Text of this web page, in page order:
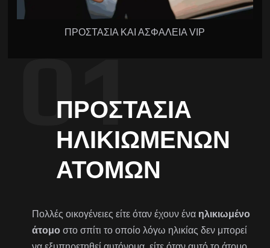
ΠΡΟΣΤΑΣΙΑ ΚΑΙ ΑΣΦΑΛΕΙΑ VIP
ΠΡΟΣΤΑΣΊΑ
ΗΛΙΚΙΩΜΈΝΩΝ
ΑΤΌΜΩΝ
Πολλές οικογένειες είτε όταν έχουν ένα ηλικιωμένο
άτομο στο σπίτι το οποίο λόγω ηλικίας δεν μπορεί